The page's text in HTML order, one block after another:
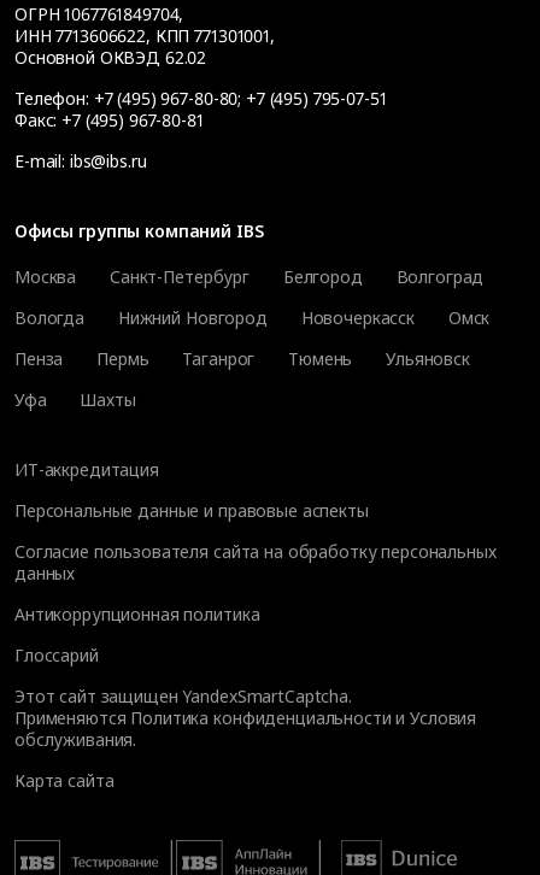
ОГРН 1067761849704,
ИНН 7713606622, КПП 771301001,
Основной ОКВЭД 62.02
Телефон: +7 (495) 967-80-80; +7 (495) 795-07-51
Факс: +7 (495) 967-80-81
E-mail: ibs@ibs.ru
Офисы группы компаний IBS
Москва
Санкт-Петербург Белгород
Волгоград
Вологда
Нижний Новгород Новочеркасск
Омск
Пенза
Пермь Таганрог Тюмень
Ульяновск
Уфа
Шахты
ИТ-аккредитация
Персональные данные и правовые аспекты
Согласие пользователя сайта на обработку персональных
данных
Антикоррупционная политика
Глоссарий
Этот сайт защищен YandexSmartCaptcha.
Применяются Политика конфиденциальности иУсловия
обслуживания.
Карта сайта